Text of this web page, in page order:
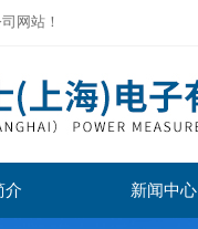
网站！
介 新闻中心